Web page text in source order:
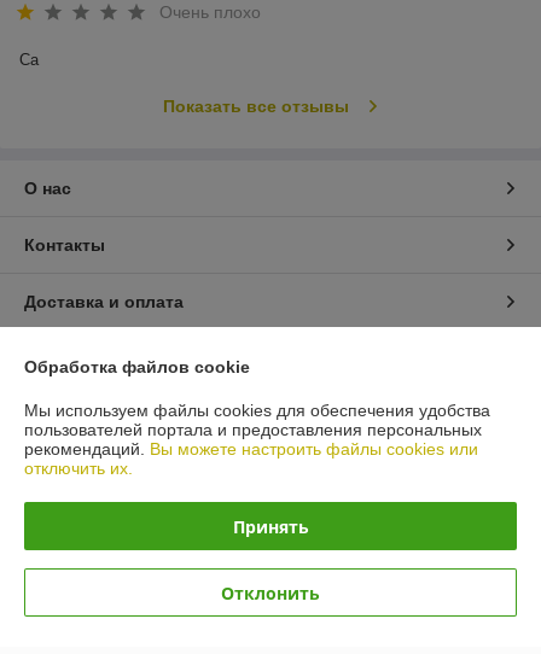
Очень плохо
Са
Показать все отзывы
О нас
Контакты
Доставка и оплата
График работы
Полная версия сайта
Политика обработки cookies
Сайт создан на платформе Deal.by
Обработка файлов cookie
Мы используем файлы cookies для обеспечения удобства
пользователей портала и предоставления персональных
рекомендаций. Вы можете настроить файлы cookies или
отключить их.
Принять
Отклонить